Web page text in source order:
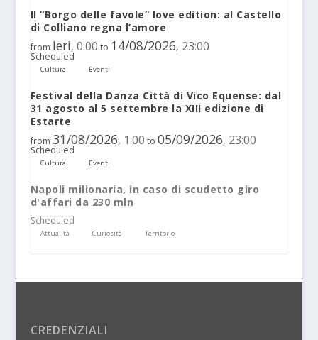
Il “Borgo delle favole” love edition: al Castello
di Colliano regna l’amore
from Ieri, 0:00 to 14/08/2026, 23:00
Scheduled
Cultura Eventi
Festival della Danza Città di Vico Equense: dal
31 agosto al 5 settembre la XIII edizione di
Estarte
from 31/08/2026, 1:00 to 05/09/2026, 23:00
Scheduled
Cultura Eventi
Napoli milionaria, in caso di scudetto giro
d'affari da 230 mln
Scheduled
Attualità Curiosità Territorio
CREDENZIALI